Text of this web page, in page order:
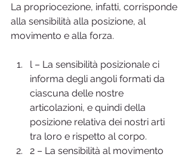
La propriocezione, infatti, corrisponde
alla sensibilità alla posizione, al
movimento e alla forza.
l – La sensibilità posizionale ci
informa degli angoli formati da
ciascuna delle nostre
articolazioni, e quindi della
posizione relativa dei nostri arti
tra loro e rispetto al corpo.
2 – La sensibilità al movimento